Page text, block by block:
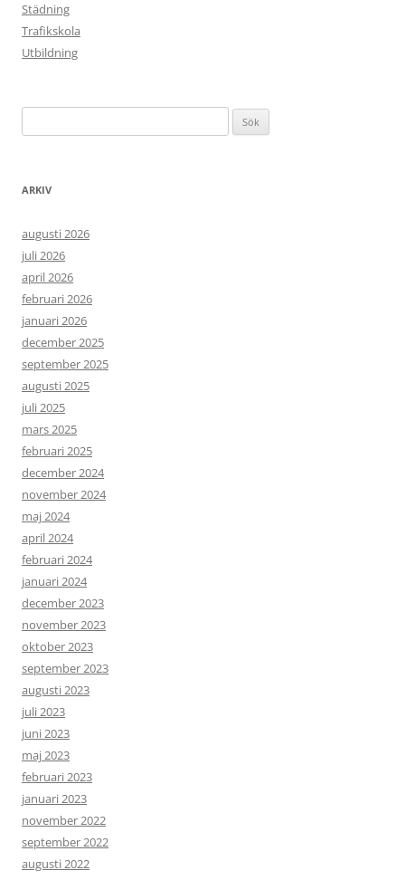
Städning
Trafikskola
Utbildning
efter:
ARKIV
augusti 2026
juli 2026
april 2026
februari 2026
januari 2026
december 2025
september 2025
augusti 2025
juli 2025
mars 2025
februari 2025
december 2024
november 2024
maj 2024
april 2024
februari 2024
januari 2024
december 2023
november 2023
oktober 2023
september 2023
augusti 2023
juli 2023
juni 2023
maj 2023
februari 2023
januari 2023
november 2022
september 2022
augusti 2022